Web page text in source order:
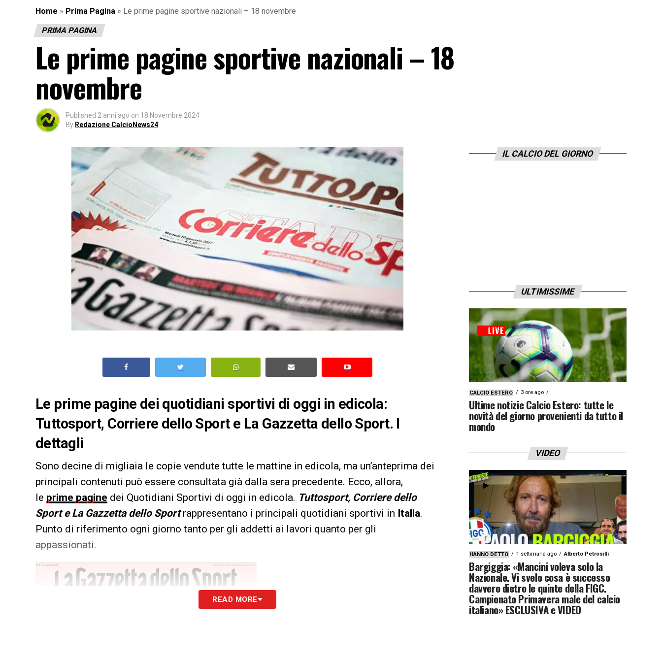
Home » Prima Pagina » Le prime pagine sportive nazionali – 18 novembre
PRIMA PAGINA
Le prime pagine sportive nazionali – 18
novembre
Published 2 anni ago on 18 Novembre 2024
By Redazione CalcioNews24
Le prime pagine dei quotidiani sportivi di oggi in edicola:
Tuttosport, Corriere dello Sport e La Gazzetta dello Sport. I
dettagli
Sono decine di migliaia le copie vendute tutte le mattine in edicola, ma un’anteprima dei
principali contenuti può essere consultata già dalla sera precedente. Ecco, allora,
le prime pagine dei Quotidiani Sportivi di oggi in edicola. Tuttosport, Corriere dello
Sport e La Gazzetta dello Sportrappresentano i principali quotidiani sportivi in Italia.
Punto di riferimento ogni giorno tanto per gli addetti ai lavori quanto per gli
appassionati.
READ MORE
IL CALCIO DEL GIORNO
ULTIMISSIME
CALCIO ESTERO 3 ore ago
Ultime notizie Calcio Estero: tutte le
novità del giorno provenienti da tutto il
mondo
VIDEO
HANNO DETTO 1 settimana ago Alberto Petrosilli
Bargiggia: «Mancini voleva solo la
Nazionale. Vi svelo cosa è successo
davvero dietro le quinte della FIGC.
Campionato Primavera male del calcio
italiano» ESCLUSIVA e VIDEO